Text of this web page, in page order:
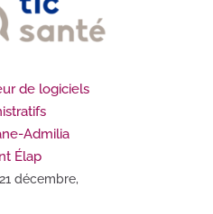
de logiciels
Admilia
Élap
décembre,